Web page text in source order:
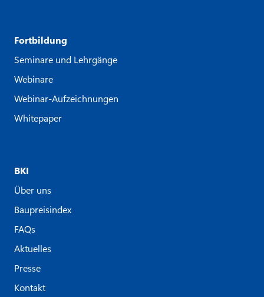
Fortbildung
Seminare und Lehrgänge
Webinare
Webinar-Aufzeichnungen
Whitepaper
BKI
Über uns
Baupreisindex
FAQs
Aktuelles
Presse
Kontakt